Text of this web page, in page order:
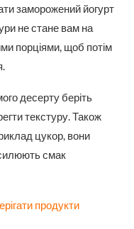
заморожений йогурт
не стане вам на
порціями, щоб потім
десерту беріть
текстуру. Також
цукор, вони
смак
продукти